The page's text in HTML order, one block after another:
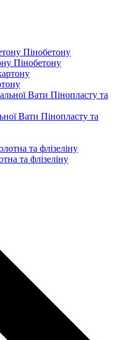
Пінобетону
Вати Пінопласту та
та флізеліну